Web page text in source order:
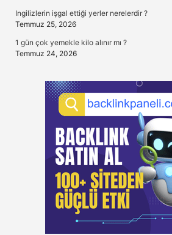
Ingilizlerin işgal ettiği yerler nerelerdir ?
Temmuz 25, 2026
1 gün çok yemekle kilo alınır mı ?
Temmuz 24, 2026